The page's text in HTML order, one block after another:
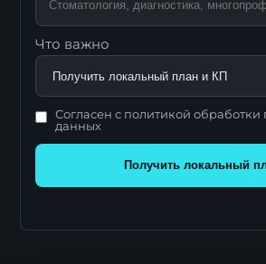
Что важно
Согласен с политикой
данных
Получить локальный